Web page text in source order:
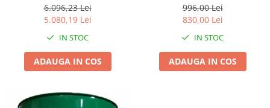
6.096,23 Lei
5.080,19 Lei
IN STOC
ADAUGA IN COS
996,00 Lei
830,00 Lei
IN STOC
ADAUGA IN COS